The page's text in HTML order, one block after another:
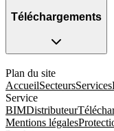
Téléchargements
Plan du site
AccueilSecteursServices
Service
BIMDistributeur
Mentions légales